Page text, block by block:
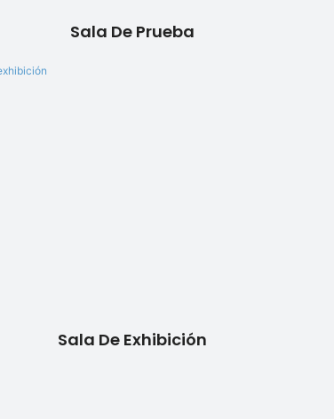
Sala De Prueba
Sala De Exhibición